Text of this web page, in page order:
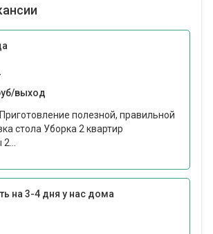
выход
полезной, правильной
стола Уборка 2 квартир
на 3-4 дня у нас дома